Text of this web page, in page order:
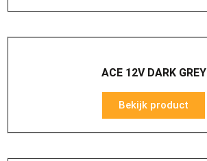
ACE 12V DARK GREY
Bekijk product